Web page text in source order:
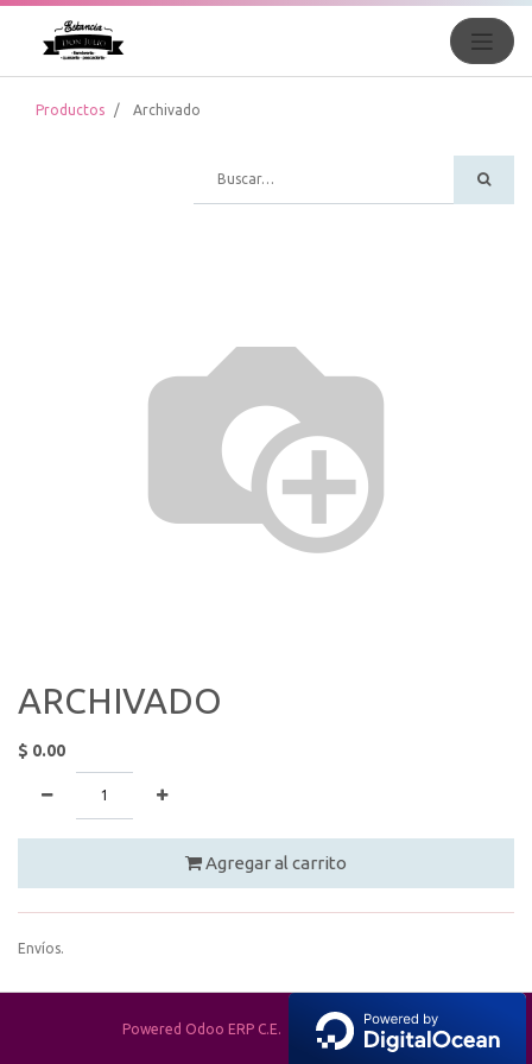
Productos Archivado
ARCHIVADO
$ 0.00
Agregar al carrito
Envíos.
Powered Odoo ERP C.E.